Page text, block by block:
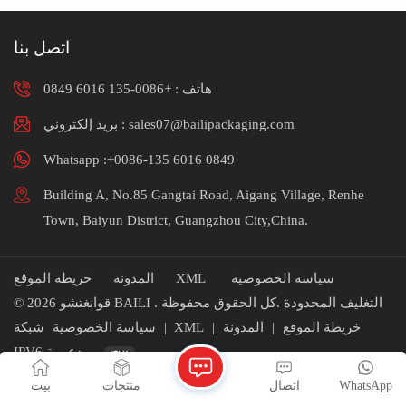
اتصل بنا
هاتف : +0086-135 6016 0849
بريد إلكتروني : sales07@bailipackaging.com
Whatsapp :+0086-135 6016 0849
Building A, No.85 Gangtai Road, Aigang Village, Renhe
Town, Baiyun District, Guangzhou City,China.
خريطة الموقع المدونة XML
سياسة الخصوصية
© 2026 قوانغتشو BAILI التغليف المحدودة .كل الحقوق محفوظة .
خريطة الموقع
| المدونة |
XML
| سياسة الخصوصية
شبكة
IPV6 مدعومة
بيت منتجات WhatsApp اتصال